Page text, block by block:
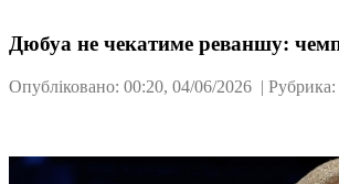
Дюбуа не чекатиме реваншу:
Опубліковано: 00:20, 04/06/2026 | Рубрика: